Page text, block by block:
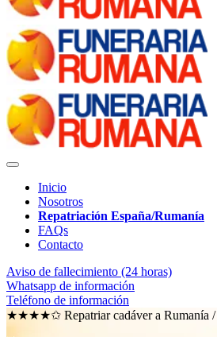
Inicio
Nosotros
Repatriación España/Rumanía
FAQs
Contacto
Aviso de fallecimiento (24 horas)
Whatsapp de información
Teléfono de información
★★★★✩ Repatriar cadáver a Rumanía /